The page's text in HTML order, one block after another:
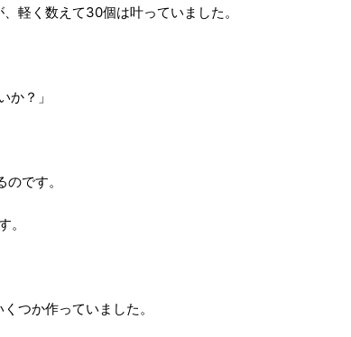
軽く数えて30個は叶っていました。
か？」
です。
。
つか作っていました。